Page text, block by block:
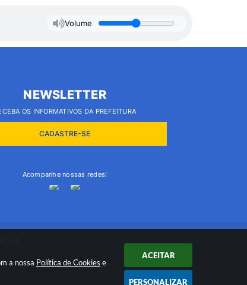
a nossa Política de Cookies e
ACEITAR
PERSONALIZAR
Volume
NEWSLETTER
OS INFORMATIVOS DA PREFEITURA
CADASTRE-SE
Acompanhe nossas redes!